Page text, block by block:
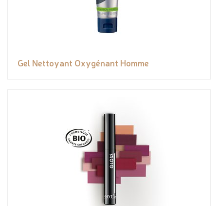
Gel Nettoyant Oxygénant Homme